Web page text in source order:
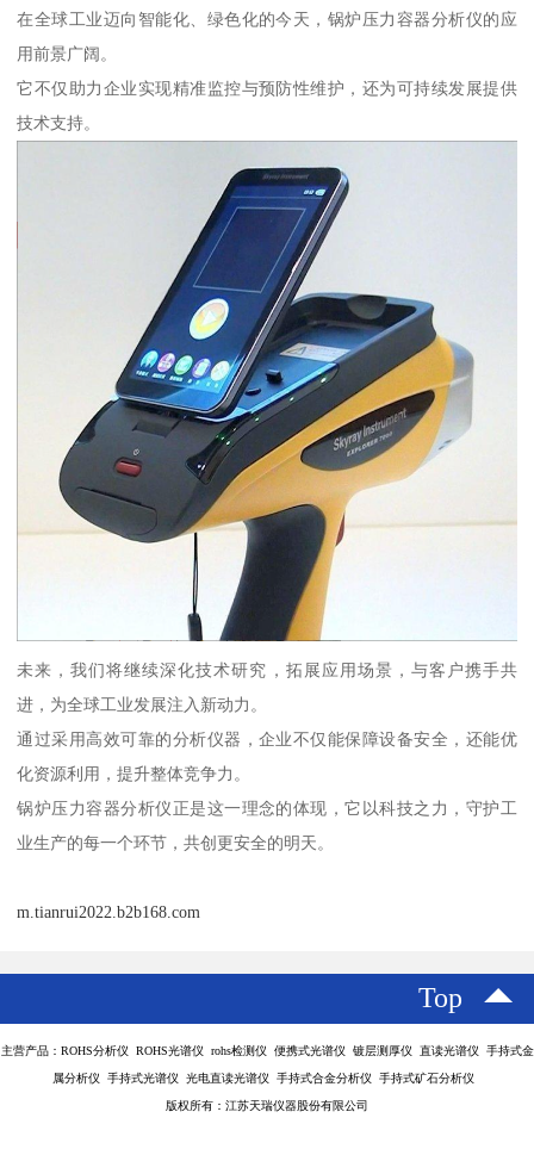
在全球工业迈向智能化、绿色化的今天，锅炉压力容器分析仪的应
用前景广阔。
它不仅助力企业实现精准监控与预防性维护，还为可持续发展提供
技术支持。
未来，我们将继续深化技术研究，拓展应用场景，与客户携手共
进，为全球工业发展注入新动力。
通过采用高效可靠的分析仪器，企业不仅能保障设备安全，还能优
化资源利用，提升整体竞争力。
锅炉压力容器分析仪正是这一理念的体现，它以科技之力，守护工
业生产的每一个环节，共创更安全的明天。
m.tianrui2022.b2b168.com
Top
主营产品：ROHS分析仪 ROHS光谱仪 rohs检测仪 便携式光谱仪 镀层测厚仪 直读光谱仪 手持式金
属分析仪 手持式光谱仪 光电直读光谱仪 手持式合金分析仪 手持式矿石分析仪
版权所有：江苏天瑞仪器股份有限公司